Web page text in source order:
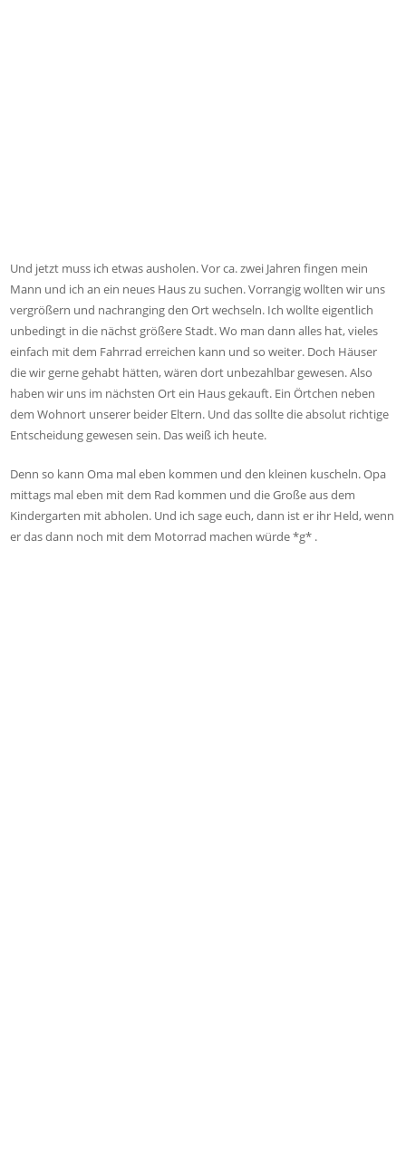
Und jetzt muss ich etwas ausholen. Vor ca. zwei Jahren fingen mein
Mann und ich an ein neues Haus zu suchen. Vorrangig wollten wir uns
vergrößern und nachranging den Ort wechseln. Ich wollte eigentlich
unbedingt in die nächst größere Stadt. Wo man dann alles hat, vieles
einfach mit dem Fahrrad erreichen kann und so weiter. Doch Häuser
die wir gerne gehabt hätten, wären dort unbezahlbar gewesen. Also
haben wir uns im nächsten Ort ein Haus gekauft. Ein Örtchen neben
dem Wohnort unserer beider Eltern. Und das sollte die absolut richtige
Entscheidung gewesen sein. Das weiß ich heute.
Denn so kann Oma mal eben kommen und den kleinen kuscheln. Opa
mittags mal eben mit dem Rad kommen und die Große aus dem
Kindergarten mit abholen. Und ich sage euch, dann ist er ihr Held, wenn
er das dann noch mit dem Motorrad machen würde *g* .